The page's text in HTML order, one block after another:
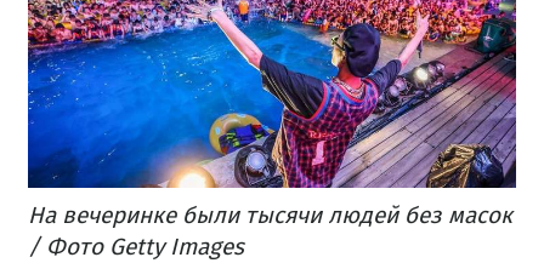
На вечеринке были тысячи людей без масок
/ Фото Getty Images